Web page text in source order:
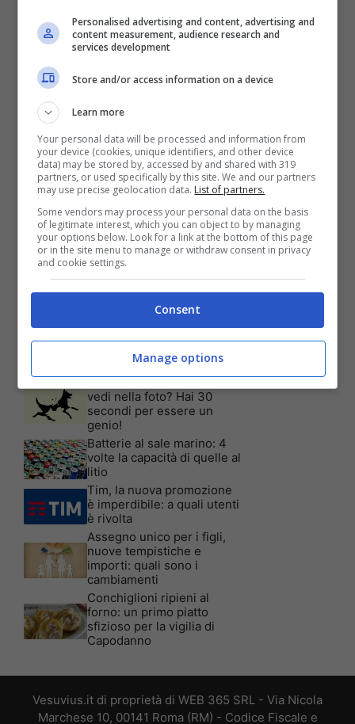
Articoli recenti
richieste dagli italiani
Test Visivo: Quanti Cani
vedi nella foto? Hai 30
secondi per essere un
genio!
Batterie al sale marino: 4
volte la capacità di quelle al
litio
Tim, la nuova promozione
è imperdibile: a quali utenti
è rivolta
Assegno unico per i figli,
nuove tempistiche e
importi: quali sono i
cambiamenti
Conchiglioni ripieni al
forno: un primo piatto
sfizioso per la vigilia di
Capodanno
Vesuvius.it di proprietà di WEB 365 SRL - Via Nicola
Marchese 10, 00141 Roma (RM) - Codice Fiscale e
Personalised advertising and content, advertising and
content measurement, audience research and
services development
Store and/or access information on a device
Learn more
Your personal data will be processed and information from
your device (cookies, unique identifiers, and other device
data) may be stored by, accessed by and shared with 319
partners, or used specifically by this site. We and our partners
may use precise geolocation data. List of partners.
Some vendors may process your personal data on the basis
of legitimate interest, which you can object to by managing
your options below. Look for a link at the bottom of this page
or in the site menu to manage or withdraw consent in privacy
and cookie settings.
Consent
Manage options